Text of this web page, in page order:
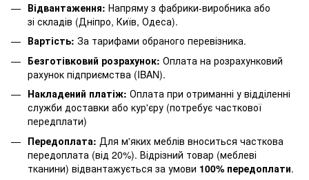
Відвантаження: Напряму з фабрики-виробника або
зі складів (Дніпро, Київ, Одеса).
Вартість: За тарифами обраного перевізника.
Безготівковий розрахунок: Оплата на розрахунковий
рахунок підприємства (IBAN).
Накладений платіж: Оплата при отриманні у відділенні
служби доставки або кур'єру (потребує часткової
передплати)
Передоплата: Для м'яких меблів вноситься часткова
передоплата (від 20%). Відрізний товар (меблеві
тканини) відвантажується за умови 100% передоплати.